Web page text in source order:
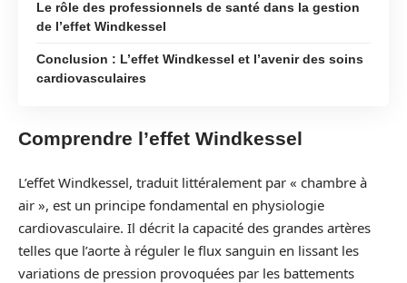
Le rôle des professionnels de santé dans la gestion
de l’effet Windkessel
Conclusion : L’effet Windkessel et l’avenir des soins
cardiovasculaires
Comprendre l’effet Windkessel
L’effet Windkessel, traduit littéralement par « chambre à
air », est un principe fondamental en physiologie
cardiovasculaire. Il décrit la capacité des grandes artères
telles que l’aorte à réguler le flux sanguin en lissant les
variations de pression provoquées par les battements